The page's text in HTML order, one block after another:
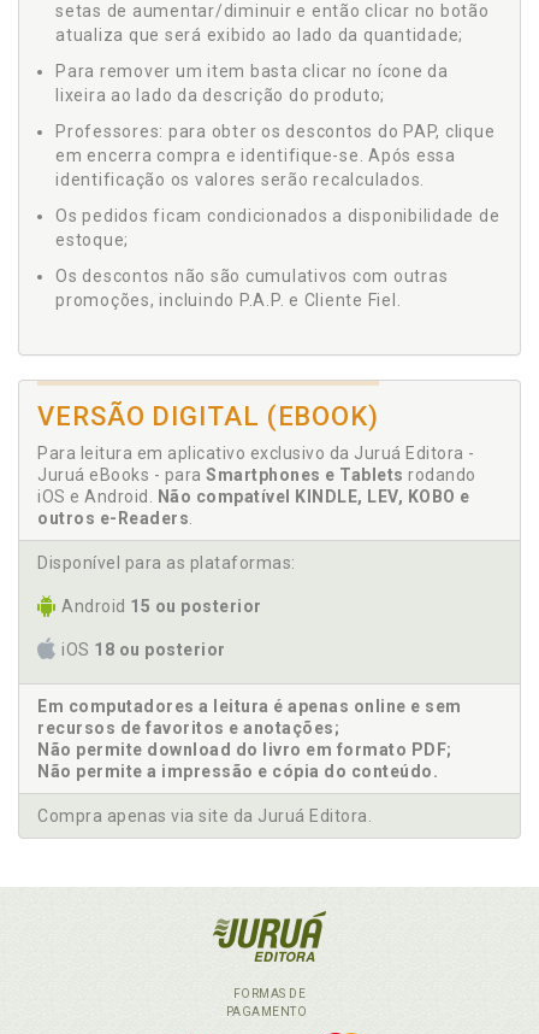
setas de aumentar/diminuir e então clicar no botão
atualiza que será exibido ao lado da quantidade;
Para remover um item basta clicar no ícone da
lixeira ao lado da descrição do produto;
Professores: para obter os descontos do PAP, clique
em encerra compra e identifique-se. Após essa
identificação os valores serão recalculados.
Os pedidos ficam condicionados a disponibilidade de
estoque;
Os descontos não são cumulativos com outras
promoções, incluindo P.A.P. e Cliente Fiel.
VERSÃO DIGITAL (EBOOK)
Para leitura em aplicativo exclusivo da Juruá Editora -
Juruá eBooks - para Smartphones e Tablets rodando
iOS e Android.
Não compatível KINDLE, LEV, KOBO e
outros e-Readers
Disponível para as plataformas:
Android 15 ou posterior
iOS 18 ou posterior
Em computadores a leitura é apenas online e sem
recursos de favoritos e anotações;
Não permite download do livro em formato PDF;
Não permite a impressão e cópia do conteúdo.
Compra apenas via site da Juruá Editora.
FORMAS DE
PAGAMENTO